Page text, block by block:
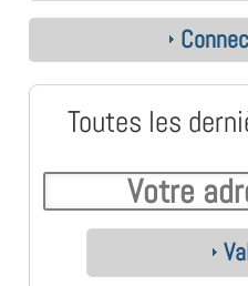
Toutes les